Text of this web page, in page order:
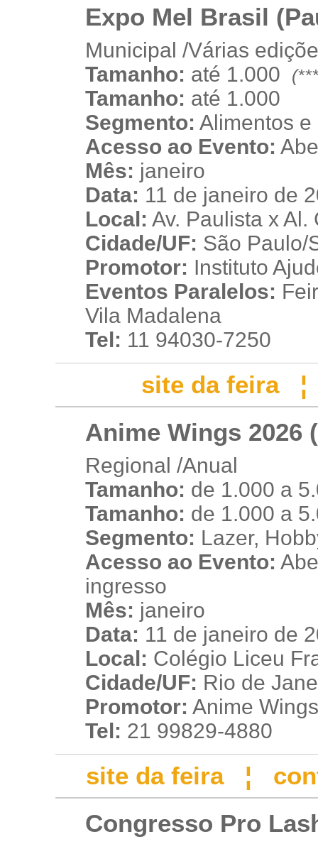
Expo Mel Brasil
Municipal /Várias
Tamanho: até 1.000
Tamanho: até 1.000
Segmento: Alimentos e
Acesso ao Evento:
Mês: janeiro
Data: 11 de janeiro de
Local: Av. Paulista x Al.
Cidade/UF: São Paulo/
Promotor: Instituto
Eventos Paralelos:
Vila Madalena
Tel: 11 94030-7250
site da feira
Anime Wings 2026
Regional /Anual
Tamanho: de 1.000 a
Tamanho: de 1.000 a
Segmento: Lazer,
Acesso ao Evento:
ingresso
Mês: janeiro
Data: 11 de janeiro de
Local: Colégio Liceu
Cidade/UF: Rio de
Promotor: Anime
Tel: 21 99829-4880
site da feira¦
Congresso Pro